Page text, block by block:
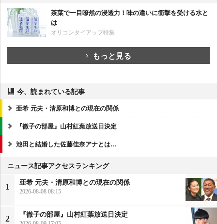
茶葉で一目瞭然の浸透力！味の違いに衝撃を受ける水と
は
オリコンタイアップ特集
もっと見る
今、読まれている記事
亜希 元夫・清原和博との現在の関係
『徹子の部屋』山村紅葉放送日決定
池田と結婚した佐藤佳奈アナとは…
ニュース記事アクセスランキング
1
亜希 元夫・清原和博との現在の関係
2026-08-08 08:15
2
『徹子の部屋』山村紅葉放送日決定